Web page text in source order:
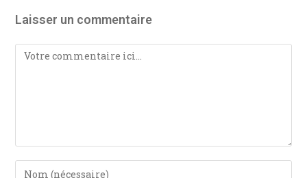
Laisser un commentaire